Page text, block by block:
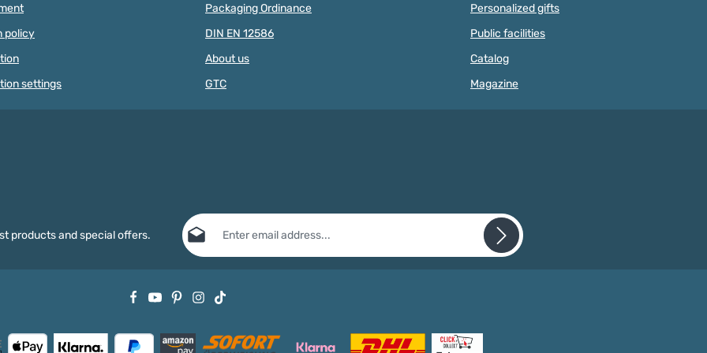
letter cubes.ATTENTION:
NOT SUITABLE FOR CHILDREN
SMALL PARTS THAT CAN BE
SWALLOWED! The letters are not
wearing. The individual beads
product features Our wooden
(ESC/PEFC)produced in Germany
Quantity: 50 pieces free choice of
completely safe for babies'
parts/individual wooden lenses
Wooden lenses/lens beads 10mm:
Diameter: 10 mmFelling hole: 2
mmQuantity: 50 pieces
AGE DUE TO SMALL PARTS THAT
CAN BE SWALLOWED!
policy
settings
Packaging Ordinance
DIN EN 12586
About us
GTC
Personalized gifts
Public facilities
Catalog
Magazine
products and special offers.
Email address*
By selecting continue you confirm that you have read our